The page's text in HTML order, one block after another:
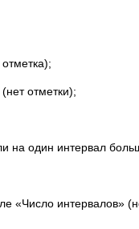
отметки);
на один интервал
«Число интервалов»